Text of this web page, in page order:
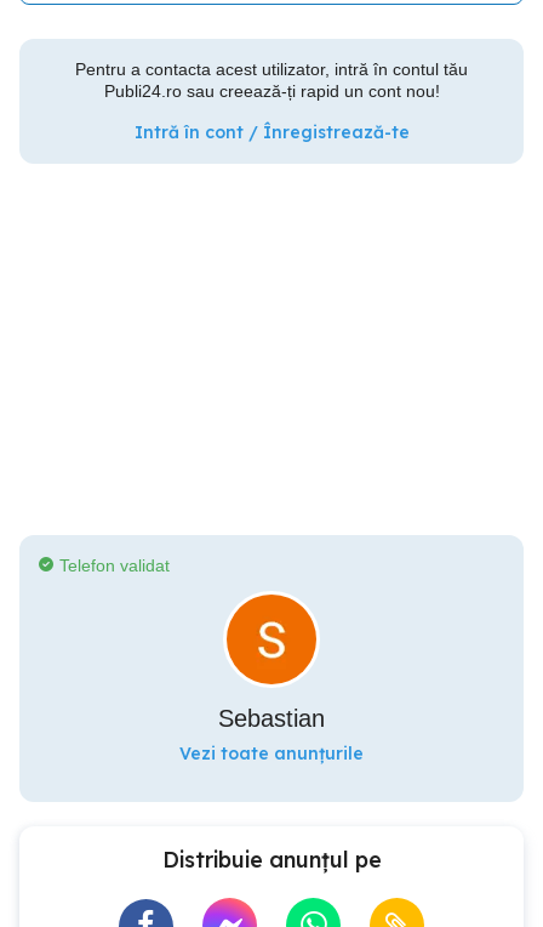
Pentru a contacta acest utilizator, intră în contul tău
Publi24.ro sau creează-ți rapid un cont nou!
Intră în cont / Înregistrează-te
Telefon validat
Sebastian
Vezi toate anunțurile
Distribuie anunțul pe